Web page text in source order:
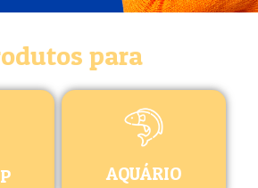
para
AQUÁRIO